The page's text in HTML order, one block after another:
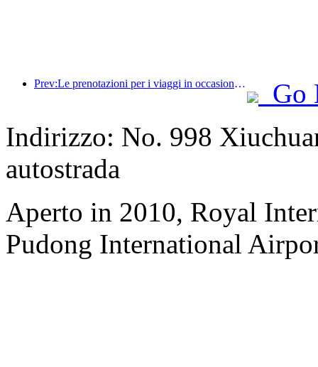
Prev:Le prenotazioni per i viaggi in occasione del Festival di Primavera sono in forte espansione! 2,3 milioni di aziende alberghiere potrebbero avere un buon inizio
Go
Indirizzo: No. 998
autostrada
Aperto in 2010, Royal
Pudong International